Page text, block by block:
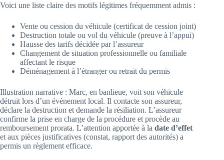
Voici une liste claire des motifs légitimes fréquemment admis :
Vente ou cession du véhicule (certificat de cession joint)
Destruction totale ou vol du véhicule (preuve à l’appui)
Hausse des tarifs décidée par l’assureur
Changement de situation professionnelle ou familiale
affectant le risque
Déménagement à l’étranger ou retrait du permis
Illustration narrative : Marc, en banlieue, voit son véhicule
détruit lors d’un événement local. Il contacte son assureur,
déclare la destruction et demande la résiliation. L’assureur
confirme la prise en charge de la procédure et procède au
remboursement prorata. L’attention apportée à la date d’effet
et aux pièces justificatives (constat, rapport des autorités) a
permis un règlement efficace.